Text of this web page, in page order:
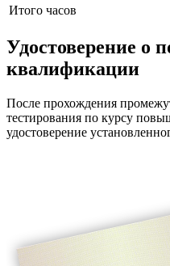
Итого часов
Удостоверение о
квалификации
После прохождения
тестирования по курсу
удостоверение